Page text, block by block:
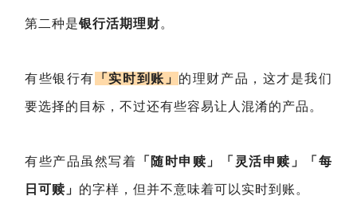
第二种是银行活期理财。
有些银行有 「实时到账」 的理财产品，这才是我们
要选择的目标，不过还有些容易让人混淆的产品。
有些产品虽然写着 「随时申赎」「灵活申赎」「每
日可赎」 的字样，但并不意味着可以实时到账。